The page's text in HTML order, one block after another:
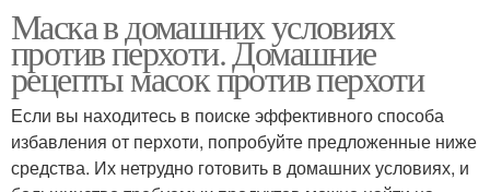
Маска в домашних условиях
против перхоти. Домашние
рецепты масок против перхоти
Если вы находитесь в поиске эффективного способа
избавления от перхоти, попробуйте предложенные ниже
средства. Их нетрудно готовить в домашних условиях, и